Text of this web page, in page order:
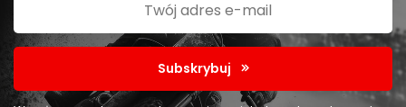
Subskrybuj